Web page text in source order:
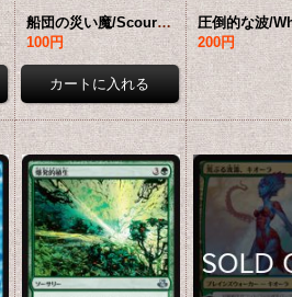
船団の災い魔/Scourge of Fleets 【日本語版】 [EVK-青R]
100円
200円